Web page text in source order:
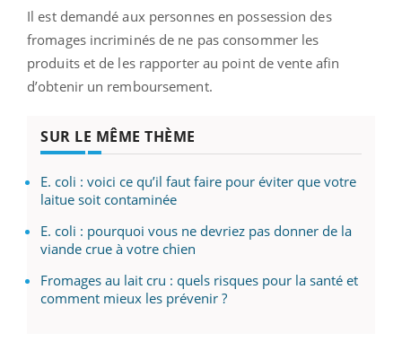
Il est demandé aux personnes en possession des
fromages incriminés de ne pas consommer les
produits et de les rapporter au point de vente afin
d’obtenir un remboursement.
SUR LE MÊME THÈME
E. coli : voici ce qu’il faut faire pour éviter que votre
laitue soit contaminée
E. coli : pourquoi vous ne devriez pas donner de la
viande crue à votre chien
Fromages au lait cru : quels risques pour la santé et
comment mieux les prévenir ?